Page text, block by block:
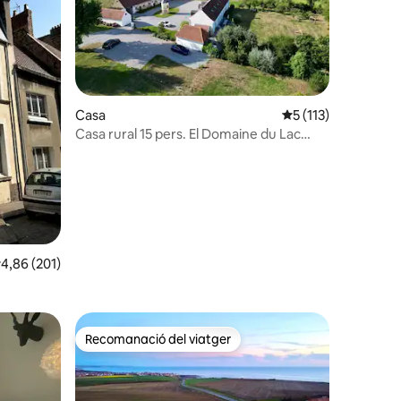
de puntuació mitjana d'un total de 5; 201 avaluacions
4,86 (201)
Casa 5 de puntuació
5 (113)
Casa rural 15 pers. El Domaine du Lac
Recomanació del viatger
Recomanació del viatger